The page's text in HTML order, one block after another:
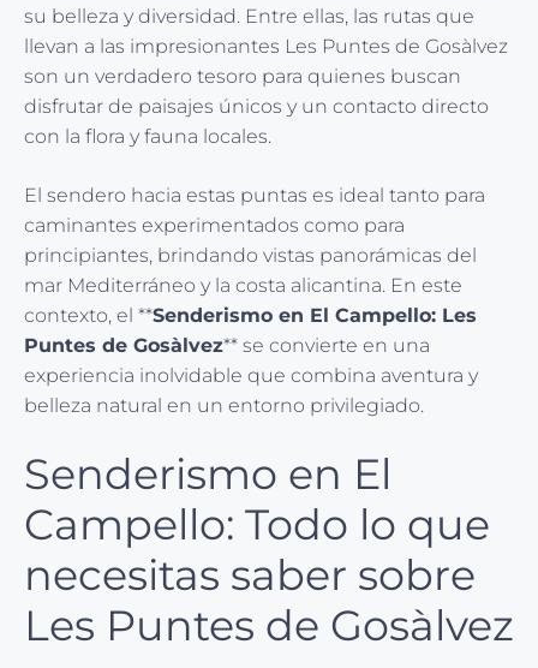
su belleza y diversidad. Entre ellas, las rutas que
llevan a las impresionantes Les Puntes de Gosàlvez
son un verdadero tesoro para quienes buscan
disfrutar de paisajes únicos y un contacto directo
con la flora y fauna locales.
El sendero hacia estas puntas es ideal tanto para
caminantes experimentados como para
principiantes, brindando vistas panorámicas del
mar Mediterráneo y la costa alicantina. En este
contexto, el **Senderismo en El Campello: Les
Puntes de Gosàlvez** se convierte en una
experiencia inolvidable que combina aventura y
belleza natural en un entorno privilegiado.
Senderismo en El
Campello: Todo lo que
necesitas saber sobre
Les Puntes de Gosàlvez